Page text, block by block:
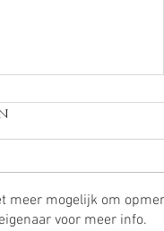
meer mogelijk om
voor meer info.